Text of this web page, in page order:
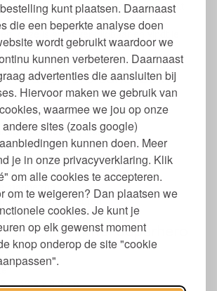
kunt plaatsen. Daarnaast
die een beperkte analyse doen
wordt gebruikt waardoor we
kunnen verbeteren. Daarnaast
advertenties die aansluiten bij
Hiervoor maken we gebruik van
waarmee we jou op onze
sites (zoals google)
kunnen doen. Meer
je in onze privacyverklaring. Klik
om alle cookies te accepteren.
om te weigeren? Dan plaatsen we
cookies. Je kunt je
op elk gewenst moment
knop onderop de site "cookie
is niet lekdicht. Voor fruit waar sap uit
de Superhero Snackbox 0,3 l in de
deze is apart verkrijgbaar en vindt je
bij 'past bij'.
Superhero Lunchbox
siliconen deksel
18/8 roest vrij staal
vakverdeler
snackbox van 0,3 liter
vaatwasser, vriezer en oven
magnetron
verschillende kleuren
Lunchtrommel Superhero
x 13,3 x 6,2 cm.